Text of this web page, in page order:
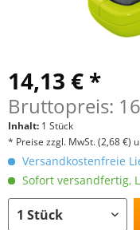
14,13 € *
Bruttopreis:
Inhalt: 1 Stück
* Preise zzgl. MwSt.(2,68 €)
Versandkostenfreie
Sofort versandfertig,